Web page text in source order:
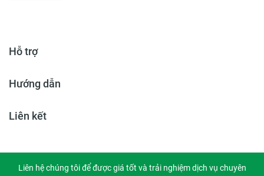
Hỗ trợ
Hướng dẫn
Liên kết
Liên hệ chúng tôi để được giá tốt và trải nghiệm dịch vụ chuyên